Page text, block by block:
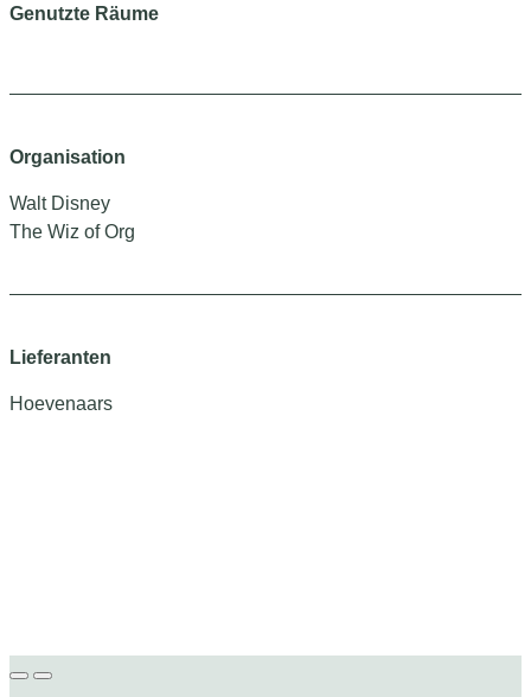
Genutzte Räume
Organisation
Walt Disney
The Wiz of Org
Lieferanten
Hoevenaars